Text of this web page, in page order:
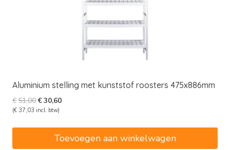
Aluminium stelling met kunststof roosters 475x886mm
€51,00Oorspronkelijke
prijs
€30,60Huidige
(€ 37,03 incl. btw)
Toevoegen aan winkelwagen